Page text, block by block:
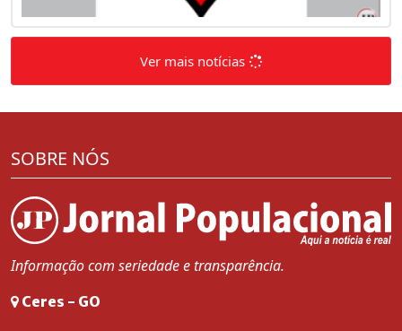
Ver mais notícias
SOBRE NÓS
Informação com seriedade e transparência.
Ceres - GO